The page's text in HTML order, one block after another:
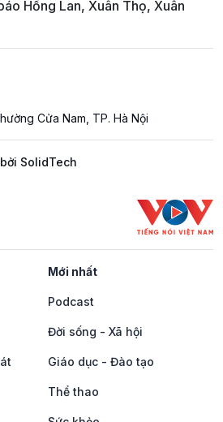
Hồng Lan, Xuân Thọ, Xuân
Cửa Nam, TP. Hà Nội
SolidTech
Mới nhất
Podcast
Đời sống - Xã hội
Giáo dục - Đào tạo
Thể thao